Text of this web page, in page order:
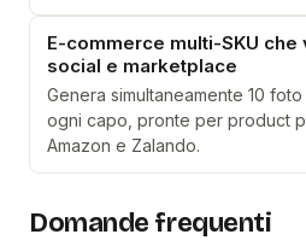
E-commerce multi-SKU
social e marketplace
Genera simultaneamente 10
ogni capo, pronte per product
Amazon e Zalando.
Domande frequenti